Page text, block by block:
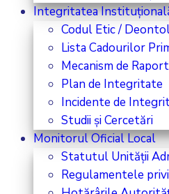
Integritatea
Codul Etic /
Lista Cadourilor
Mecanism de
Plan de Integritate
Incidente de
Studii și Cercetări
Monitorul Oficial Local
Statutul Unității
Regulamentele